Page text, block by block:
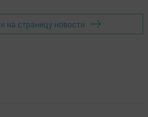
на страницу новости